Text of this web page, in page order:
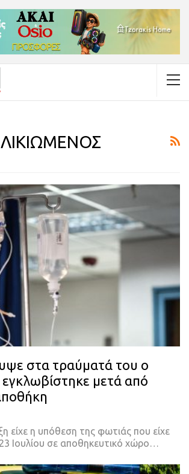
στα τραύματά του ο
μετά από
είχε η υπόθεση της φωτιάς που είχε
Ιουλίου σε αποθηκευτικό χώρο…